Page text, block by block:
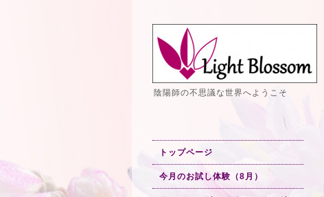
陰陽師の不思議な世界へようこそ
トップページ
今月のお試し体験（8月）